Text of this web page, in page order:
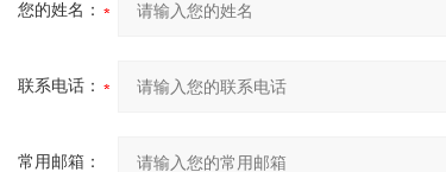
您的姓名：
联系电话：
常用邮箱：